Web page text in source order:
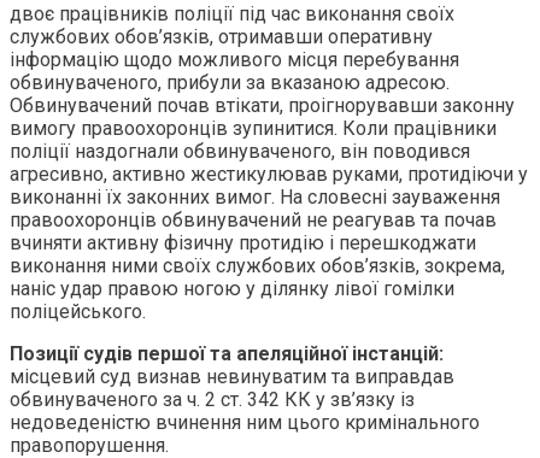
двоє працівників поліції під час виконання своїх
службових обов’язків, отримавши оперативну
інформацію щодо можливого місця перебування
обвинуваченого, прибули за вказаною адресою.
Обвинувачений почав втікати, проігнорувавши законну
вимогу правоохоронців зупинитися. Коли працівники
поліції наздогнали обвинуваченого, він поводився
агресивно, активно жестикулював руками, протидіючи у
виконанні їх законних вимог. На словесні зауваження
правоохоронців обвинувачений не реагував та почав
вчиняти активну фізичну протидію і перешкоджати
виконання ними своїх службових обов’язків, зокрема,
наніс удар правою ногою у ділянку лівої гомілки
поліцейського.
Позиції судів першої та апеляційної інстанцій:
місцевий суд визнав невинуватим та виправдав
обвинуваченого за ч. 2 ст. 342 КК у зв’язку із
недоведеністю вчинення ним цього кримінального
правопорушення.